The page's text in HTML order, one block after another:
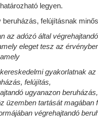
legyen.
beruházás, felújításnak
az adózó által
eleget tesz az
gyakorlatnak
felújítás,
ugyanazon
üzemben tartását magában
végrehajtandó